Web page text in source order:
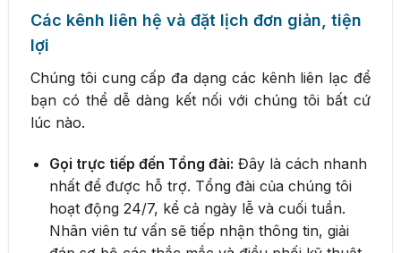
Các kênh liên hệ và đặt lịch đơn giản, tiện
lợi
Chúng tôi cung cấp đa dạng các kênh liên lạc để
bạn có thể dễ dàng kết nối với chúng tôi bất cứ
lúc nào.
Gọi trực tiếp đến Tổng đài: Đây là cách nhanh
nhất để được hỗ trợ. Tổng đài của chúng tôi
hoạt động 24/7, kể cả ngày lễ và cuối tuần.
Nhân viên tư vấn sẽ tiếp nhận thông tin, giải